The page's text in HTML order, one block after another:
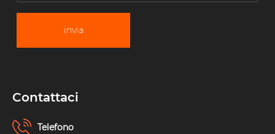
invia
Contattaci
Telefono